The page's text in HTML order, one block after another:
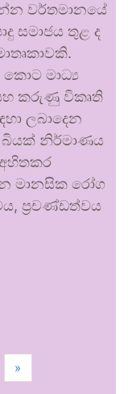
වර්තමානයේ
සමාජය තුළ ද
මාධ්‍ය
කරුණු විකෘති
ලබාදෙන
බියක් නිර්මාණය
මානසික රෝග
ප්‍රචණ්ඩත්වය
»